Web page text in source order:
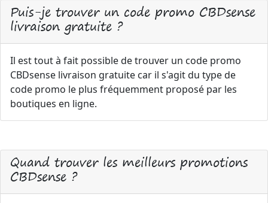
Puis-je trouver un code promo CBDsense
livraison gratuite ?
Il est tout à fait possible de trouver un code promo
CBDsense livraison gratuite car il s'agit du type de
code promo le plus fréquemment proposé par les
boutiques en ligne.
Quand trouver les meilleurs promotions
CBDsense ?